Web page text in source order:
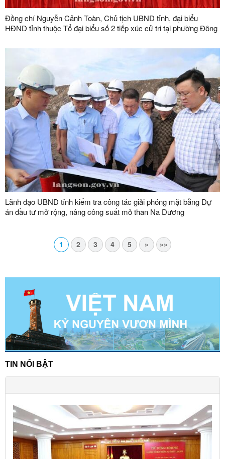
Đồng chí Nguyễn Cảnh Toàn, Chủ tịch UBND tỉnh, đại biểu
HĐND tỉnh thuộc Tổ đại biểu số 2 tiếp xúc cử tri tại phường Đông
Lãnh đạo UBND tỉnh kiểm tra công tác giải phóng mặt bằng Dự
án đầu tư mở rộng, nâng công suất mỏ than Na Dương
1 2 3 4 5 » »»
TIN NỔI BẬT